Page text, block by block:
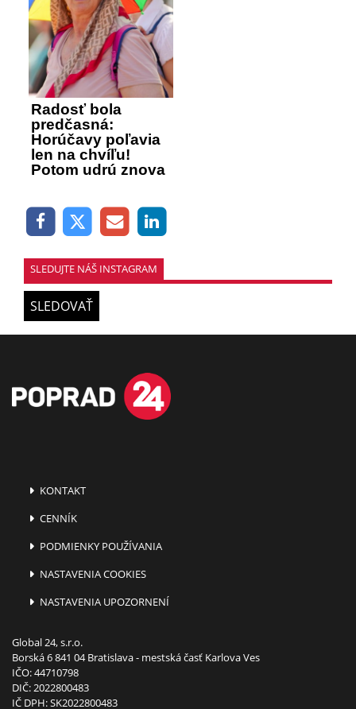
Radosť bola
predčasná:
Horúčavy poľavia
len na chvíľu!
Potom udrú znova
SLEDUJTE NÁŠ INSTAGRAM
SLEDOVAŤ
KONTAKT
CENNÍK
PODMIENKY POUŽÍVANIA
NASTAVENIA COOKIES
NASTAVENIA UPOZORNENÍ
Global 24, s.r.o.
Borská 6 841 04 Bratislava - mestská časť Karlova Ves
IČO: 44710798
DIČ: 2022800483
IČ DPH: SK2022800483